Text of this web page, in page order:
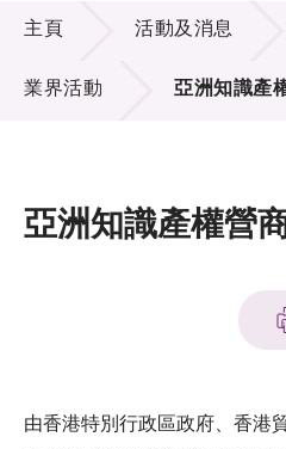
技術商品化
項目及資助計劃
活動及消息
科技分享
活動及消息
主頁 活動及消息
業界活動 亞洲知識產
亞洲知識產權營
由香港特別行政區政府、香港